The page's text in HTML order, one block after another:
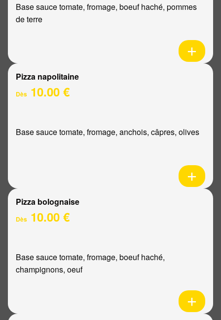
Base sauce tomate, fromage, boeuf haché, pommes
de terre
Pizza napolitaine
Dès 10.00 €
Base sauce tomate, fromage, anchois, câpres, olives
Pizza bolognaise
Dès 10.00 €
Base sauce tomate, fromage, boeuf haché,
champignons, oeuf